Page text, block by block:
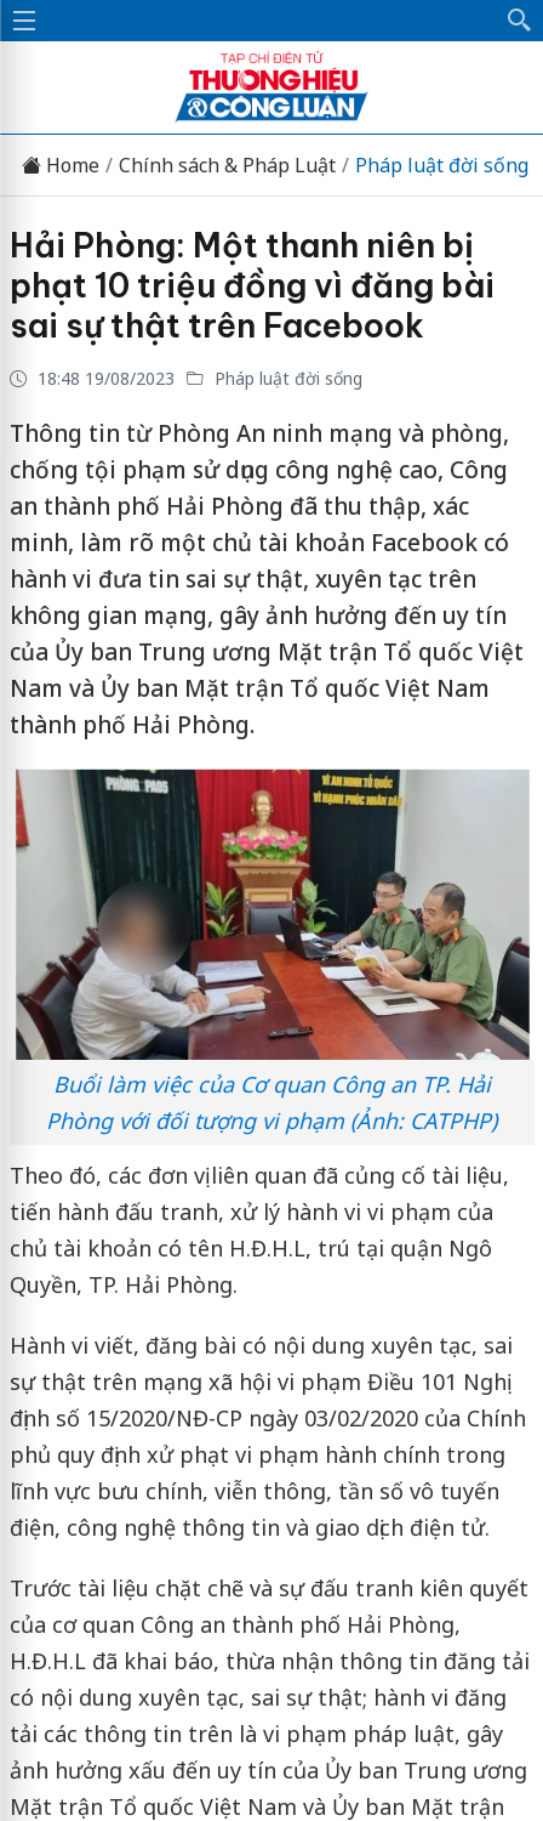
Home Chính sách & Pháp Luật Pháp luật đời sống
Hải Phòng: Một thanh niên bị
phạt 10 triệu đồng vì đăng bài
sai sự thật trên Facebook
18:48 19/08/2023 Pháp luật đời sống
Thông tin từ Phòng An ninh mạng và phòng,
chống tội phạm sử dụng công nghệ cao, Công
an thành phố Hải Phòng đã thu thập, xác
minh, làm rõ một chủ tài khoản Facebook có
hành vi đưa tin sai sự thật, xuyên tạc trên
không gian mạng, gây ảnh hưởng đến uy tín
của Ủy ban Trung ương Mặt trận Tổ quốc Việt
Nam và Ủy ban Mặt trận Tổ quốc Việt Nam
thành phố Hải Phòng.
Buổi làm việc của Cơ quan Công an TP. Hải
Phòng với đối tượng vi phạm (Ảnh: CATPHP)
Theo đó, các đơn vị liên quan đã củng cố tài liệu,
tiến hành đấu tranh, xử lý hành vi vi phạm của
chủ tài khoản có tên H.Đ.H.L, trú tại quận Ngô
Quyền, TP. Hải Phòng.
Hành vi viết, đăng bài có nội dung xuyên tạc, sai
sự thật trên mạng xã hội vi phạm Điều 101 Nghị
định số 15/2020/NĐ-CP ngày 03/02/2020 của Chính
phủ quy định xử phạt vi phạm hành chính trong
lĩnh vực bưu chính, viễn thông, tần số vô tuyến
điện, công nghệ thông tin và giao dịch điện tử.
Trước tài liệu chặt chẽ và sự đấu tranh kiên quyết
của cơ quan Công an thành phố Hải Phòng,
H.Đ.H.L đã khai báo, thừa nhận thông tin đăng tải
có nội dung xuyên tạc, sai sự thật; hành vi đăng
tải các thông tin trên là vi phạm pháp luật, gây
ảnh hưởng xấu đến uy tín của Ủy ban Trung ương
Mặt trận Tổ quốc Việt Nam và Ủy ban Mặt trận